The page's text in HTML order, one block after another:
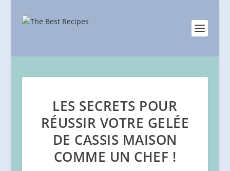
LES SECRETS POUR
RÉUSSIR VOTRE GELÉE
DE CASSIS MAISON
COMME UN CHEF !